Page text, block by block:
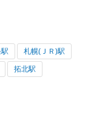
札幌(ＪＲ)駅
拓北駅